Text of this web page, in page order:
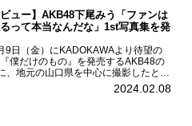
ビュー】AKB48下尾みう「ファンは
って本当なんだな」1st写真集を発
9日（金）にKADOKAWAより待望の
僕だけのもの』を発売するAKB48の
、地元の山口県を中心に撮影したとい
真集についてインタビューをお願いし
真集『僕だけのもの』を発売する2024.02.08